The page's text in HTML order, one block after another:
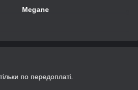
Megane
по передоплаті.